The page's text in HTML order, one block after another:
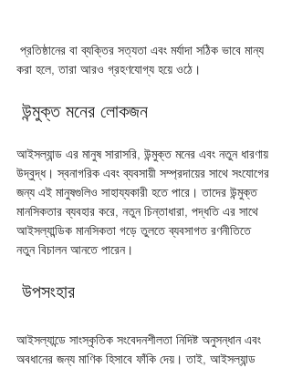
করা হলে, তারা আরও গ্রহণযোগ্য হয়ে ওঠে।
উন্মুক্ত মনের লোকজন
আইসল্যান্ড এর মানুষ সারাসরি, উন্মুক্ত মনের এবং নতুন ধারণায়
উদ্বুদ্ধ। স্বনাগরিক এবং ব্যবসায়ী সম্প্রদায়ের সাথে সংযোগের
জন্য এই মানুষগুলিও সাহায্যকারী হতে পারে। তাদের উন্মুক্ত
মানসিকতার ব্যবহার করে, নতুন চিন্তাধারা, পদ্ধতি এর সাথে
আইসল্যান্ডিক মানসিকতা গড়ে তুলতে ব্যবসাগত রণনীতিতে
নতুন বিচালন আনতে পারেন।
উপসংহার
আইসল্যান্ডে সাংস্কৃতিক সংবেদনশীলতা নিদিষ্ট অনুসন্ধান এবং
অবধানের জন্য মাণিক হিসাবে ফাঁকি দেয়। তাই, আইসল্যান্ড